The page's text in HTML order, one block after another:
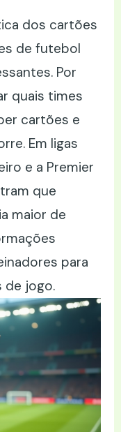
dos cartões
de futebol
Por
quais times
cartões e
Em ligas
e a Premier
que
maior de
para
de jogo.